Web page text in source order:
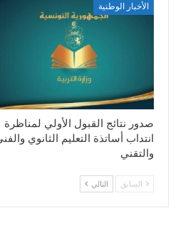
الأخبار الوطنية
صدور نتائج القبول الأولي لمناظرة
انتداب أساتذة التعليم الثانوي
والتقني
السابق التالي